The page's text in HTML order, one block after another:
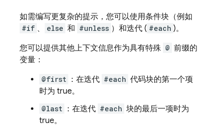
如需编写更复杂的提示，您可以使用条件块（例如
#if 、 else 和 #unless ）和迭代 ( #each )。
您可以提供其他上下文信息作为具有特殊 @ 前缀的
变量：
@first ：在迭代 #each 代码块的第一个项
时为 true。
@last ：在迭代 #each 块的最后一项时为
true。